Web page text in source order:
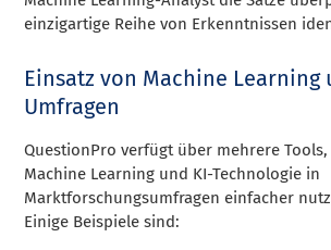
einzigartige Reihe von Erkenntnissen
Einsatz von Machine Learning
Umfragen
QuestionPro verfügt über mehrere
Machine Learning und KI-Technologie in
Marktforschungsumfragen einfacher
Einige Beispiele sind: